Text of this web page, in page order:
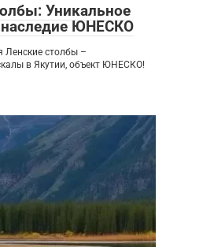
Уникальное
ЮНЕСКО
Ленские столбы –
в Якутии, объект ЮНЕСКО!